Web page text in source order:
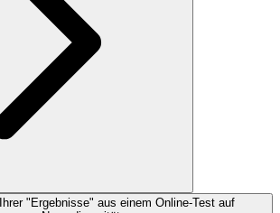
"Ergebnisse" aus einem Online-Test auf